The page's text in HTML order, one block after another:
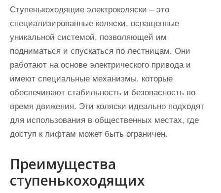
Ступенькоходящие электроколяски – это
специализированные коляски, оснащенные
уникальной системой, позволяющей им
подниматься и спускаться по лестницам. Они
работают на основе электрического привода и
имеют специальные механизмы, которые
обеспечивают стабильность и безопасность во
время движения. Эти коляски идеально подходят
для использования в общественных местах, где
доступ к лифтам может быть ограничен.
Преимущества
ступенькоходящих